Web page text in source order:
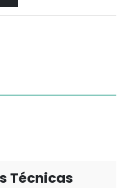
Técnicas